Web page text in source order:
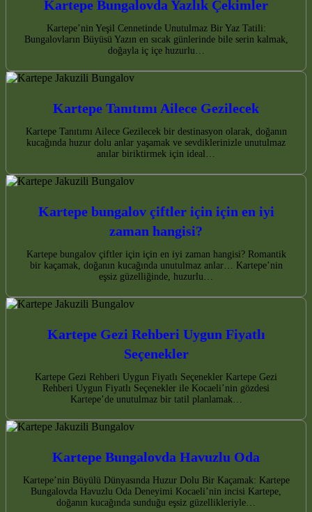
Kartepe Bungalovda Yazlık Çekimler
Kartepe’nin Yeşil Cennetinde Unutulmaz Bir Yaz Tatili:
Bungalovların Büyüsü Yazın en sıcak günlerinde bile serin kalmak,
doğayla iç içe huzurlu…
Kartepe Tanıtımı Ailece Gezilecek
Kartepe Tanıtımı Ailece Gezilecek bir destinasyon olarak, doğanın
kucağında huzur dolu anlar yaşamak ve sevdiklerinizle unutulmaz
anılar biriktirmek için ideal…
Kartepe bungalov çiftler için için en iyi
zaman hangisi?
Kartepe bungalov çiftler için için en iyi zaman hangisi? Romantik
bir kaçamak, doğanın kucağında unutulmaz anlar… Kartepe’nin
eşsiz güzelliğinde, huzurlu…
Kartepe Gezi Rehberi Uygun Fiyatlı
Seçenekler
Kartepe Gezi Rehberi Uygun Fiyatlı Seçenekler Kartepe Gezi
Rehberi Uygun Fiyatlı Seçenekler ile Kocaeli’nin gözdesi
Kartepe’de unutulmaz bir tatil planlamak…
Kartepe Bungalovda Havuzlu Oda
Kartepe’nin Büyülü Dünyasında Huzur Dolu Bir Kaçamak: Kartepe
Bungalovda Havuzlu Oda Deneyimi Kocaeli’nin incisi Kartepe,
doğanın kucağında sunduğu eşsiz güzellikleriyle…